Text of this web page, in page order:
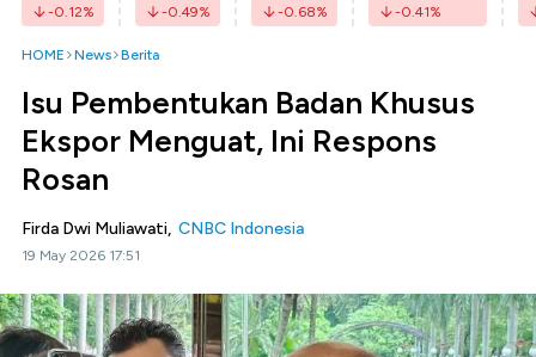
-0.12% -0.49% -0.68% -0.41%
HOME News Berita
Isu Pembentukan Badan Khusus
Ekspor Menguat, Ini Respons
Rosan
Firda Dwi Muliawati, CNBC Indonesia
19 May 2026 17:51